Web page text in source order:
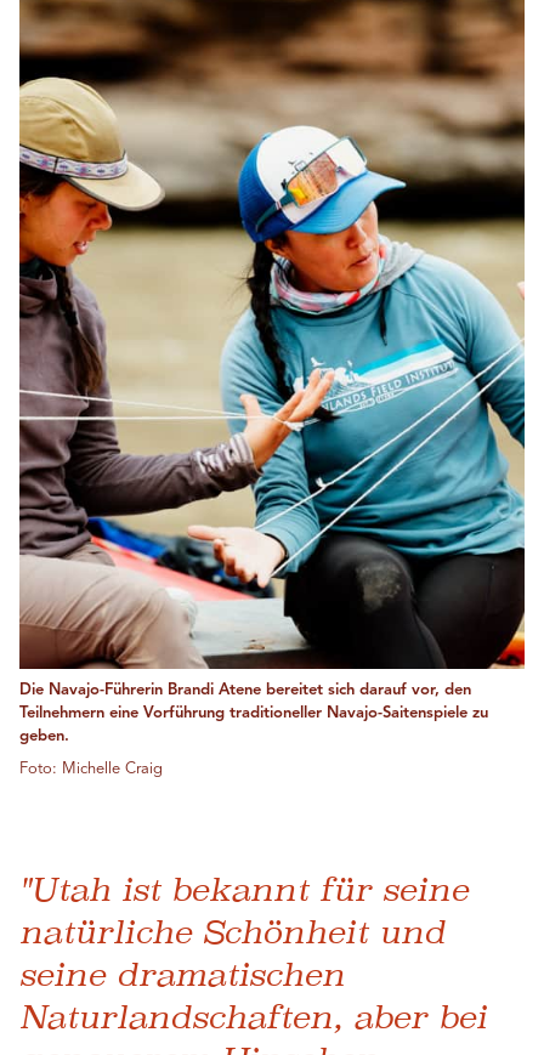
Die Navajo-Führerin Brandi Atene bereitet sich darauf vor, den
Teilnehmern eine Vorführung traditioneller Navajo-Saitenspiele zu
geben.
Foto: Michelle Craig
"Utah ist bekannt für seine
natürliche Schönheit und
seine dramatischen
Naturlandschaften, aber bei